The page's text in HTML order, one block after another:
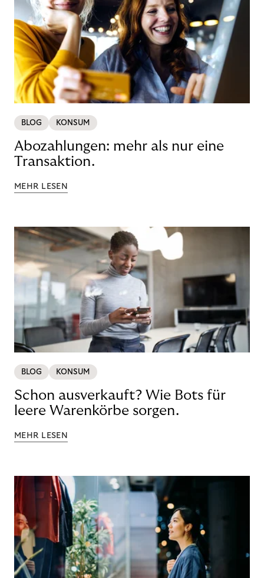
BLOG KONSUM
Abozahlungen: mehr als nur eine
Transaktion.
MEHR LESEN
BLOG KONSUM
Schon ausverkauft? Wie Bots für
leere Warenkörbe sorgen.
MEHR LESEN